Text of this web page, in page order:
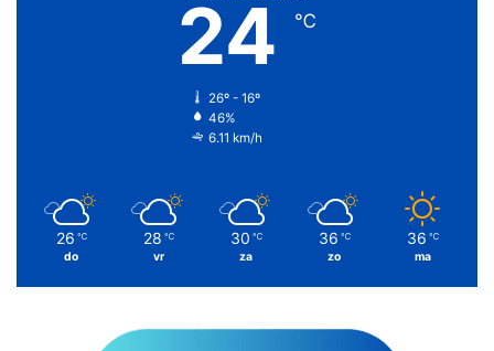
24 ℃
26º - 16º
46%
6.11 km/h
26 ℃
do
28 ℃
vr
30 ℃
za
36 ℃
zo
36 ℃
ma